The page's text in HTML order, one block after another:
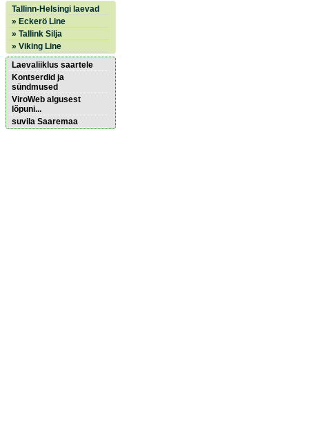
Tallinn-Helsingi laevad
» Eckerö Line
» Tallink Silja
» Viking Line
Laevaliiklus saartele
Kontserdid ja
sündmused
ViroWeb algusest
lõpuni...
suvila Saaremaa